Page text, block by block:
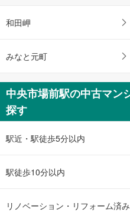
に
す
和田岬
みなと元町
中央市場前駅の中古マン
探す
駅近・駅徒歩5分以内
駅徒歩10分以内
リノベーション・リフォーム済み